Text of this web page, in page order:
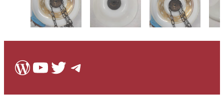
WordPress
Youtube
Twitter
Telegram